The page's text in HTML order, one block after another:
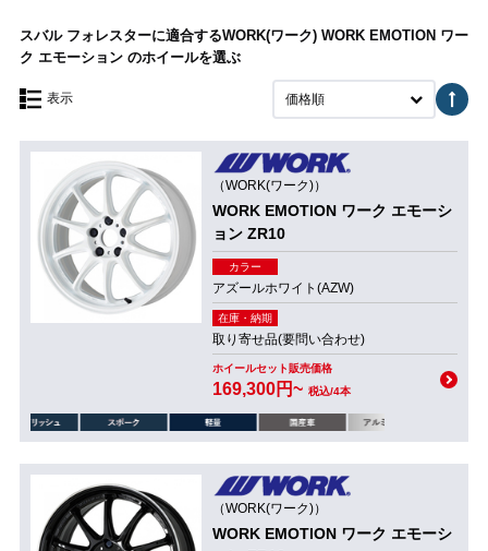
スバル フォレスターに適合するWORK(ワーク) WORK EMOTION ワー
ク エモーション のホイールを選ぶ
表示 価格順
（WORK(ワーク)）
WORK EMOTION ワーク エモーシ
ョン ZR10
カラー
アズールホワイト(AZW)
在庫・納期
取り寄せ品(要問い合わせ)
ホイールセット販売価格
169,300円~ 税込/4本
（WORK(ワーク)）
WORK EMOTION ワーク エモーシ